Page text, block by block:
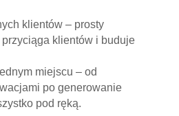
klientów – prosty
klientów i buduje
miejscu – od
po generowanie
pod ręką.